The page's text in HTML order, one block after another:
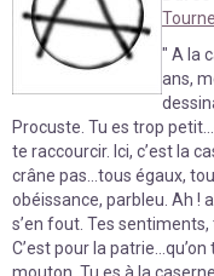
" A la
ans,
Procuste. Tu es trop
te raccourcir. Ici, c’est la
crâne pas…tous égaux,
obéissance, parbleu. Ah !
s’en fout. Tes sentiments,
C’est pour la
mouton. Tu es à la